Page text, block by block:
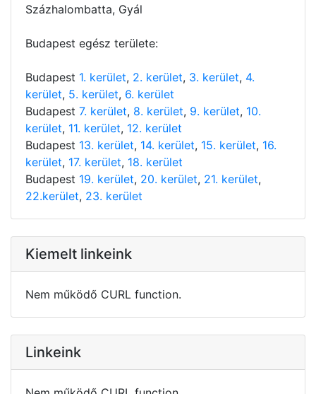
Százhalombatta, Gyál
Budapest egész területe:
Budapest 1. kerület, 2. kerület, 3. kerület, 4.
kerület, 5. kerület, 6. kerület
Budapest 7. kerület, 8. kerület, 9. kerület, 10.
kerület, 11. kerület, 12. kerület
Budapest 13. kerület, 14. kerület, 15. kerület, 16.
kerület, 17. kerület, 18. kerület
Budapest 19. kerület, 20. kerület, 21. kerület,
22.kerület, 23. kerület
Kiemelt linkeink
Nem működő CURL function.
Linkeink